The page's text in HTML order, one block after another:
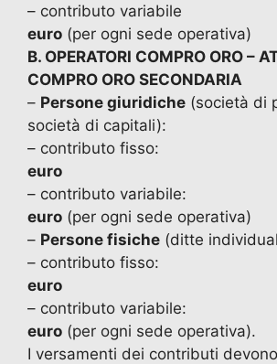
– contributo
euro (per ogni sede operativa)
B. OPERATORI COMPRO ORO –
COMPRO ORO SECONDARIA
– Persone giuridiche (società di
società di capitali):
– contributo
euro
– contributo
euro (per ogni sede operativa)
– Persone fisiche (ditte
– contributo
euro
– contributo
euro (per ogni sede operativa).
I versamenti dei contributi